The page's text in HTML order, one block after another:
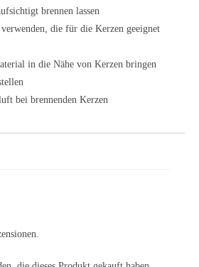
brennen lassen
die für die Kerzen geeignet
in die Nähe von Kerzen bringen
bei brennenden Kerzen